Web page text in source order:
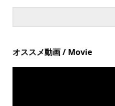
オススメ動画 / Movie